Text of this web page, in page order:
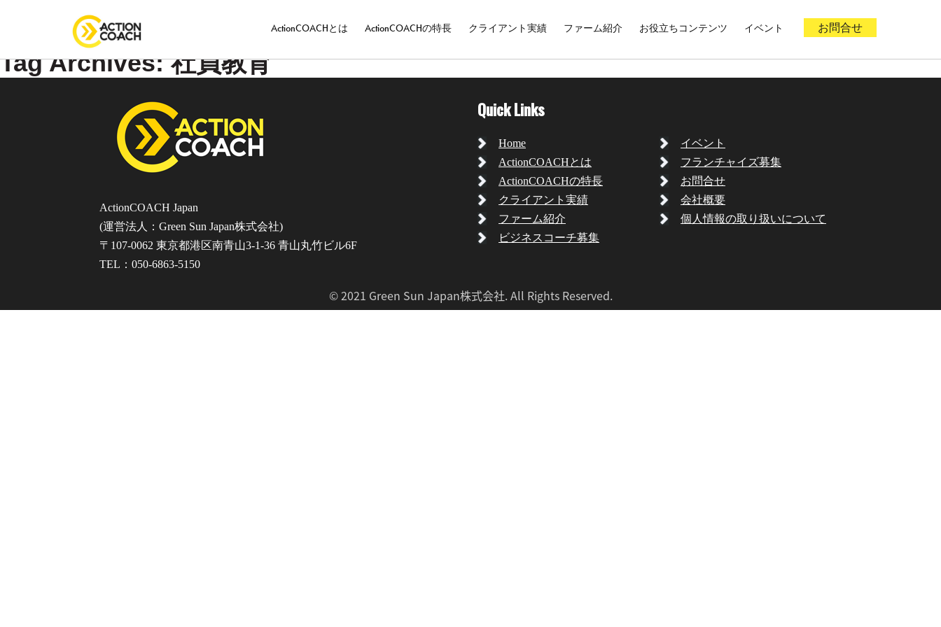
ActionCOACHとは ActionCOACHの特長 クライアント実績 ファーム紹介 お役立ちコンテンツ イベント お問合せ
Tag Archives: 社員教育
ActionCOACH Japan
(運営法人：Green Sun Japan株式会社)
〒107-0062 東京都港区南青山3-1-36 青山丸竹ビル6F
TEL：050-6863-5150
Quick Links
Home
ActionCOACHとは
ActionCOACHの特長
クライアント実績
ファーム紹介
ビジネスコーチ募集
イベント
フランチャイズ募集
お問合せ
会社概要
個人情報の取り扱いについて
© 2021 Green Sun Japan株式会社. All Rights Reserved.